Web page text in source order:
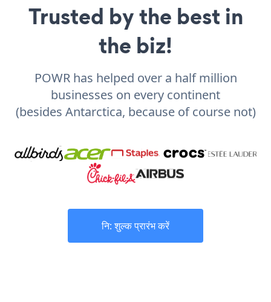
Trusted by the best in
the biz!
POWR has helped over a half million
businesses on every continent
(besides Antarctica, because of course not)
नि: शुल्क प्रारंभ करें